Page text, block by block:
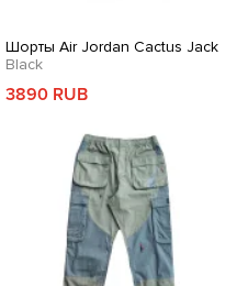
Шорты Air Jordan Cactus Jack
Black
3890 RUB